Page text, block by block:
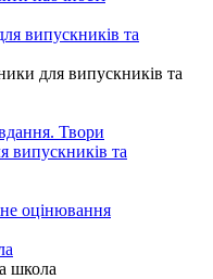
випускників та
для випускників та
Твори
випускників та
оцінювання
школа